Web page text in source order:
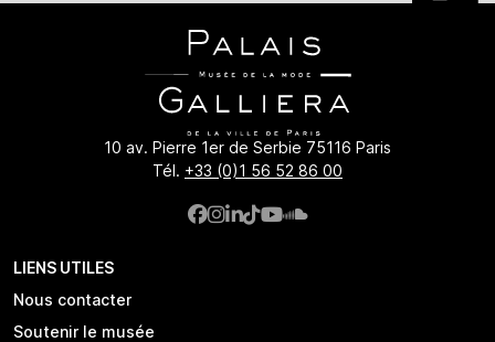
10 av. Pierre 1er de Serbie 75116 Paris
Tél. +33 (0)1 56 52 86 00
LIENS UTILES
Nous contacter
Soutenir le musée